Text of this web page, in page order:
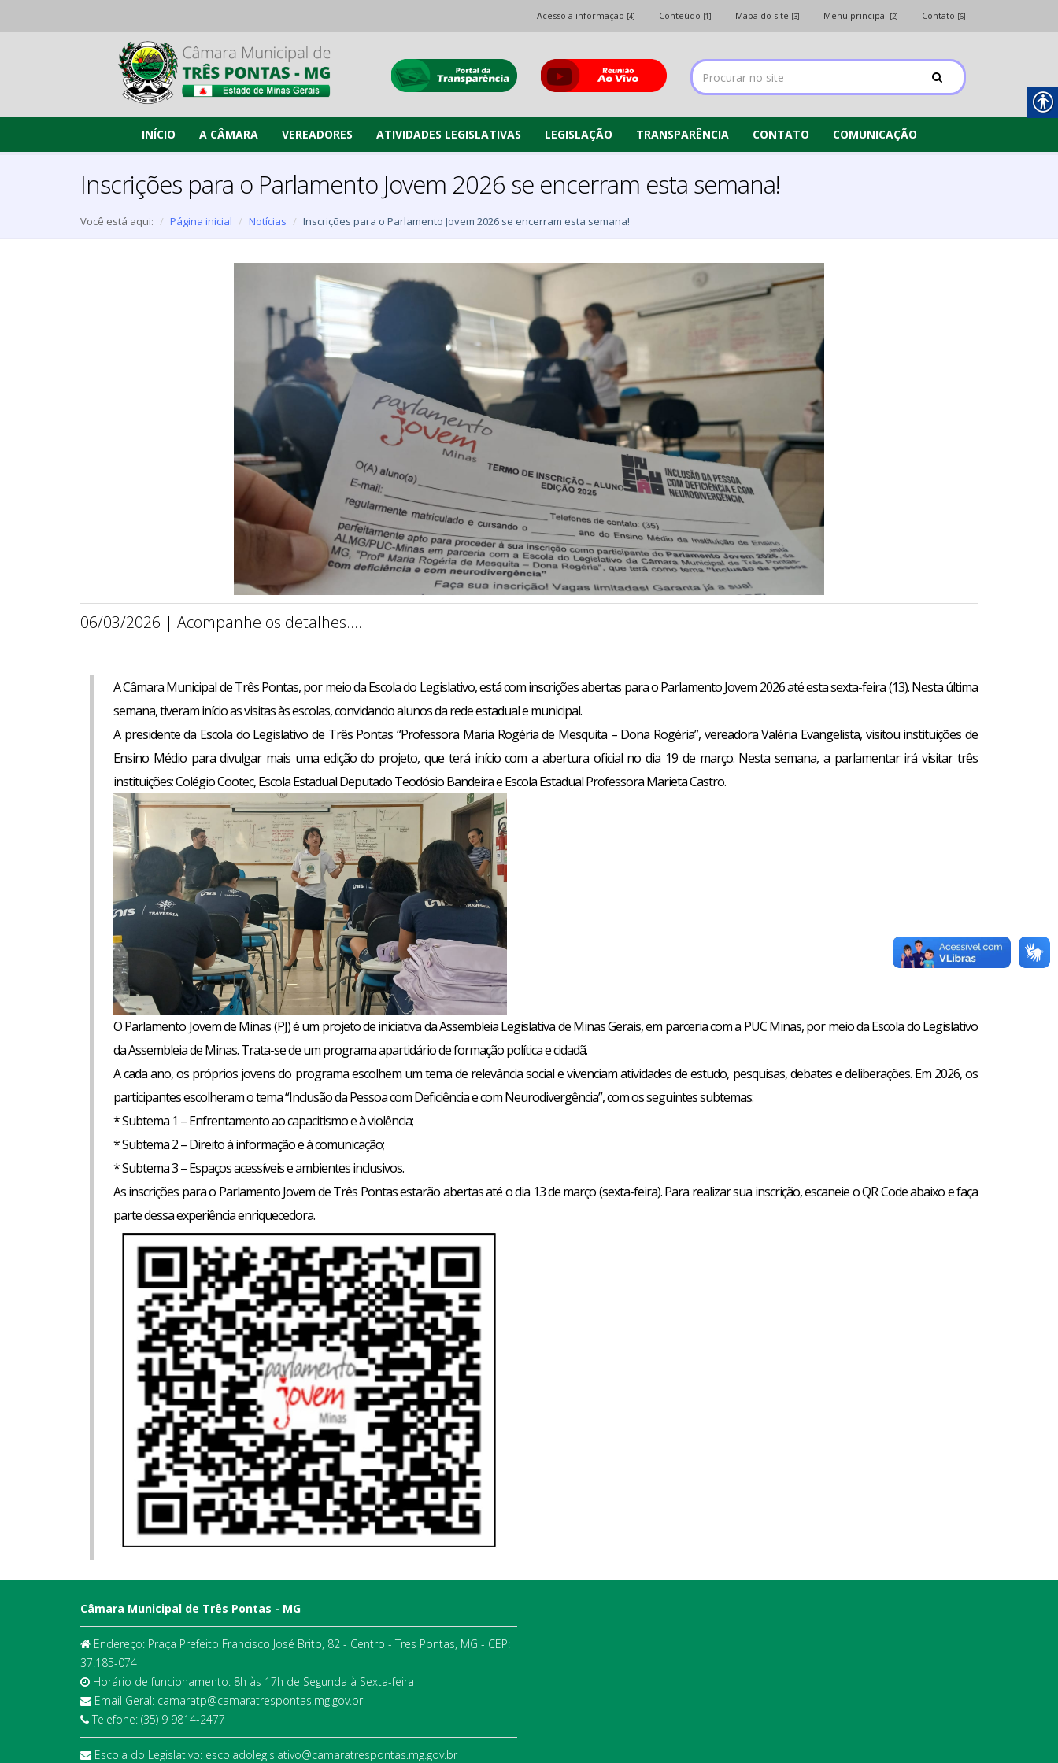
Acesso a informação [4] Conteúdo [1] Mapa do site [3] Menu principal [2] Contato [6]
INÍCIO A CÂMARA VEREADORES ATIVIDADES LEGISLATIVAS LEGISLAÇÃO TRANSPARÊNCIA CONTATO COMUNICAÇÃO
Inscrições para o Parlamento Jovem 2026 se encerram esta semana!
Você está aqui: Página inicial Notícias Inscrições para o Parlamento Jovem 2026 se encerram esta semana!
06/03/2026 | Acompanhe os detalhes....
A Câmara Municipal de Três Pontas, por meio da Escola do Legislativo, está com inscrições abertas para o Parlamento Jovem 2026 até esta sexta-feira (13). Nesta última
semana, tiveram início as visitas às escolas, convidando alunos da rede estadual e municipal.
A presidente da Escola do Legislativo de Três Pontas “Professora Maria Rogéria de Mesquita – Dona Rogéria”, vereadora Valéria Evangelista, visitou instituições de
Ensino Médio para divulgar mais uma edição do projeto, que terá início com a abertura oficial no dia 19 de março. Nesta semana, a parlamentar irá visitar três
instituições: Colégio Cootec, Escola Estadual Deputado Teodósio Bandeira e Escola Estadual Professora Marieta Castro.
O Parlamento Jovem de Minas (PJ) é um projeto de iniciativa da Assembleia Legislativa de Minas Gerais, em parceria com a PUC Minas, por meio da Escola do Legislativo
da Assembleia de Minas. Trata-se de um programa apartidário de formação política e cidadã.
A cada ano, os próprios jovens do programa escolhem um tema de relevância social e vivenciam atividades de estudo, pesquisas, debates e deliberações. Em 2026, os
participantes escolheram o tema “Inclusão da Pessoa com Deficiência e com Neurodivergência”, com os seguintes subtemas:
* Subtema 1 – Enfrentamento ao capacitismo e à violência;
* Subtema 2 – Direito à informação e à comunicação;
* Subtema 3 – Espaços acessíveis e ambientes inclusivos.
As inscrições para o Parlamento Jovem de Três Pontas estarão abertas até o dia 13 de março (sexta-feira). Para realizar sua inscrição, escaneie o QR Code abaixo e faça
parte dessa experiência enriquecedora.
Câmara Municipal de Três Pontas - MG
Endereço: Praça Prefeito Francisco José Brito, 82 - Centro - Tres Pontas, MG - CEP:
37.185-074
Horário de funcionamento: 8h às 17h de Segunda à Sexta-feira
Email Geral: camaratp@camaratrespontas.mg.gov.br
Telefone: (35) 9 9814-2477
Escola do Legislativo: escoladolegislativo@camaratrespontas.mg.gov.br